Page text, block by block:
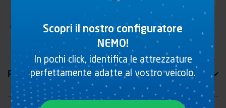
Chiusura sponda, acciaio grezzo con scontro
Scopri il nostro configuratore
NEMO!
In pochi click, identifica le attrezzature
perfettamente adatte al vostro veicolo.